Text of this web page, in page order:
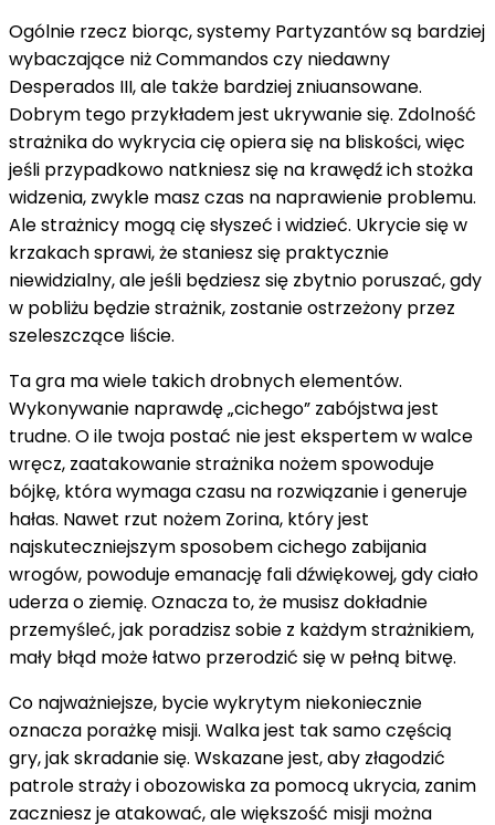
Ogólnie rzecz biorąc, systemy Partyzantów są bardziej
wybaczające niż Commandos czy niedawny
Desperados III, ale także bardziej zniuansowane.
Dobrym tego przykładem jest ukrywanie się. Zdolność
strażnika do wykrycia cię opiera się na bliskości, więc
jeśli przypadkowo natkniesz się na krawędź ich stożka
widzenia, zwykle masz czas na naprawienie problemu.
Ale strażnicy mogą cię słyszeć i widzieć. Ukrycie się w
krzakach sprawi, że staniesz się praktycznie
niewidzialny, ale jeśli będziesz się zbytnio poruszać, gdy
w pobliżu będzie strażnik, zostanie ostrzeżony przez
szeleszczące liście.
Ta gra ma wiele takich drobnych elementów.
Wykonywanie naprawdę „cichego” zabójstwa jest
trudne. O ile twoja postać nie jest ekspertem w walce
wręcz, zaatakowanie strażnika nożem spowoduje
bójkę, która wymaga czasu na rozwiązanie i generuje
hałas. Nawet rzut nożem Zorina, który jest
najskuteczniejszym sposobem cichego zabijania
wrogów, powoduje emanację fali dźwiękowej, gdy ciało
uderza o ziemię. Oznacza to, że musisz dokładnie
przemyśleć, jak poradzisz sobie z każdym strażnikiem,
mały błąd może łatwo przerodzić się w pełną bitwę.
Co najważniejsze, bycie wykrytym niekoniecznie
oznacza porażkę misji. Walka jest tak samo częścią
gry, jak skradanie się. Wskazane jest, aby złagodzić
patrole straży i obozowiska za pomocą ukrycia, zanim
zaczniesz je atakować, ale większość misji można